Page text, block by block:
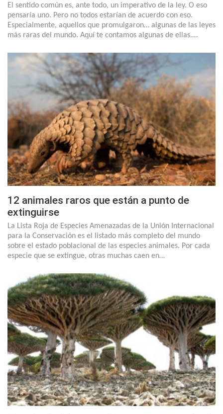
El sentido común es, ante todo, un imperativo de la ley. O eso
pensaría uno. Pero no todos estarían de acuerdo con eso.
Especialmente, aquellos que promulgaron… algunas de las leyes
más raras del mundo. Aquí te contamos algunas de ellas.…
12 animales raros que están a punto de
extinguirse
La Lista Roja de Especies Amenazadas de la Unión Internacional
para la Conservación es el listado más completo del mundo
sobre el estado poblacional de las especies animales. Por cada
especie que se extingue, otras muchas caen en…